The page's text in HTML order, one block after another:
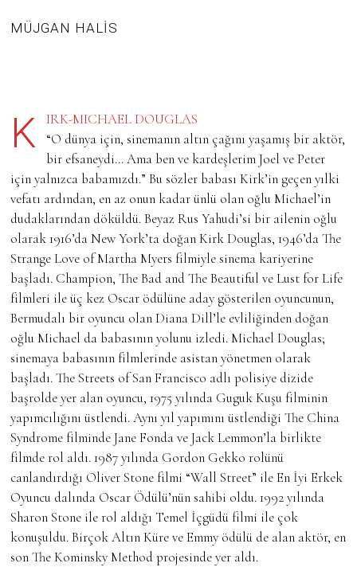
MÜJGAN HALİS
KIRK-MICHAEL DOUGLAS
“O dünya için, sinemanın altın çağını yaşamış bir aktör,
bir efsaneydi… Ama ben ve kardeşlerim Joel ve Peter
için yalnızca babamızdı.” Bu sözler babası Kirk’in geçen yılki
vefatı ardından, en az onun kadar ünlü olan oğlu Michael’in
dudaklarından döküldü. Beyaz Rus Yahudi’si bir ailenin oğlu
olarak 1916’da New York’ta doğan Kirk Douglas, 1946’da The
Strange Love of Martha Myers filmiyle sinema kariyerine
başladı. Champion, The Bad and The Beautiful ve Lust for Life
filmleri ile üç kez Oscar ödülüne aday gösterilen oyuncunun,
Bermudalı bir oyuncu olan Diana Dill’le evliliğinden doğan
oğlu Michael da babasının yolunu izledi. Michael Douglas;
sinemaya babasının filmlerinde asistan yönetmen olarak
başladı. The Streets of San Francisco adlı polisiye dizide
başrolde yer alan oyuncu, 1975 yılında Guguk Kuşu filminin
yapımcılığını üstlendi. Aynı yıl yapımını üstlendiği The China
Syndrome filminde Jane Fonda ve Jack Lemmon’la birlikte
filmde rol aldı. 1987 yılında Gordon Gekko rolünü
canlandırdığı Oliver Stone filmi “Wall Street” ile En İyi Erkek
Oyuncu dalında Oscar Ödülü’nün sahibi oldu. 1992 yılında
Sharon Stone ile rol aldığı Temel İçgüdü filmi ile çok
konuşuldu. Birçok Altın Küre ve Emmy ödülü de alan aktör, en
son The Kominsky Method projesinde yer aldı.